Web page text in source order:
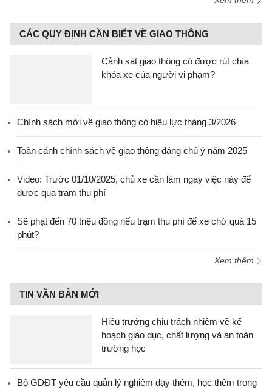
CÁC QUY ĐỊNH CẦN BIẾT VỀ GIAO THÔNG
Cảnh sát giao thông có được rút chìa
khóa xe của người vi phạm?
Chính sách mới về giao thông có hiệu lực tháng 3/2026
Toàn cảnh chính sách về giao thông đáng chú ý năm 2025
Video: Trước 01/10/2025, chủ xe cần làm ngay việc này để
được qua trạm thu phí
Sẽ phạt đến 70 triệu đồng nếu trạm thu phí để xe chờ quá 15
phút?
Xem thêm
TIN VĂN BẢN MỚI
Hiệu trưởng chịu trách nhiệm về kế
hoạch giáo dục, chất lượng và an toàn
trường học
Bộ GDĐT yêu cầu quản lý nghiêm dạy thêm, học thêm trong